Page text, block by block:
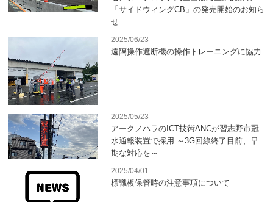
「サイドウィングCB」の発売開始のお知ら
せ
2025/06/23
遠隔操作遮断機の操作トレーニングに協力
2025/05/23
アークノハラのICT技術ANCが習志野市冠
水通報装置で採用 ～3G回線終了目前、早
期な対応を～
2025/04/01
標識板保管時の注意事項について